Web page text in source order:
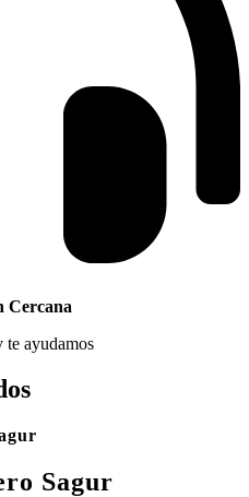
Cercana
te ayudamos
Sagur